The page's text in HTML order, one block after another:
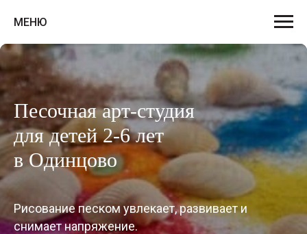
МЕНЮ
Песочная арт-студия
для детей 2-6 лет
в Одинцово
Рисование песком увлекает, развивает и
снимает напряжение.